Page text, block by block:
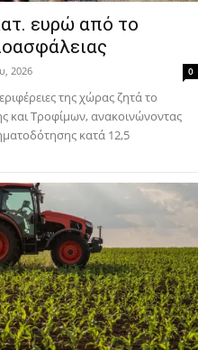
ευρώ από το
2026 0
της χώρας ζητά το
και Τροφίμων, ανακοινώνοντας
κατά 12,5